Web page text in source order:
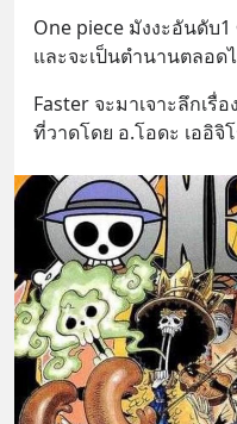
One piece มังงะอันดับ
และจะเป็นตำนานตลอด
Faster จะมาเจาะลึกเรื่
ที่วาดโดย อ.โอดะ เออิจิ